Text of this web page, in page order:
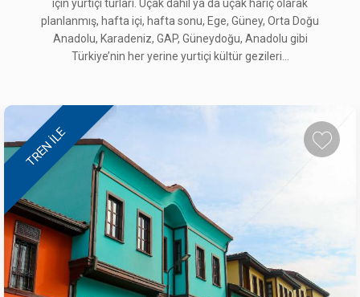
için yurtiçi turları. Uçak dahil ya da uçak hariç olarak
planlanmış, hafta içi, hafta sonu, Ege, Güney, Orta Doğu
Anadolu, Karadeniz, GAP, Güneydoğu, Anadolu gibi
Türkiye’nin her yerine yurtiçi kültür gezileri...
MARDİN GEZİSİ